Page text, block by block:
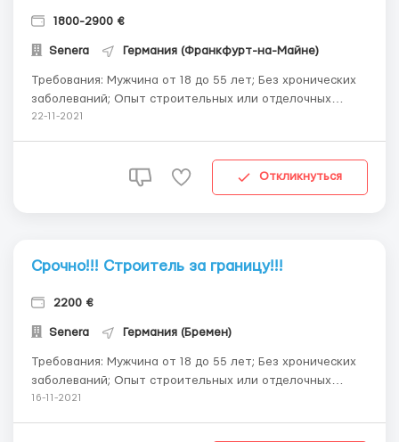
1800-2900 €
Senera Германия (Франкфурт-на-Майне)
Требования: Мужчина от 18 до 55 лет; Без хронических
заболеваний; Опыт строительных или отделочных
работ; Хорошая физическая форма. Условия работы:
22-11-2021
Откликнуться
Срочно!!! Строитель за границу!!!
2200 €
Senera Германия (Бремен)
Требования: Мужчина от 18 до 55 лет; Без хронических
заболеваний; Опыт строительных или отделочных
работ; Хорошая физическая форма. Условия работы:
16-11-2021